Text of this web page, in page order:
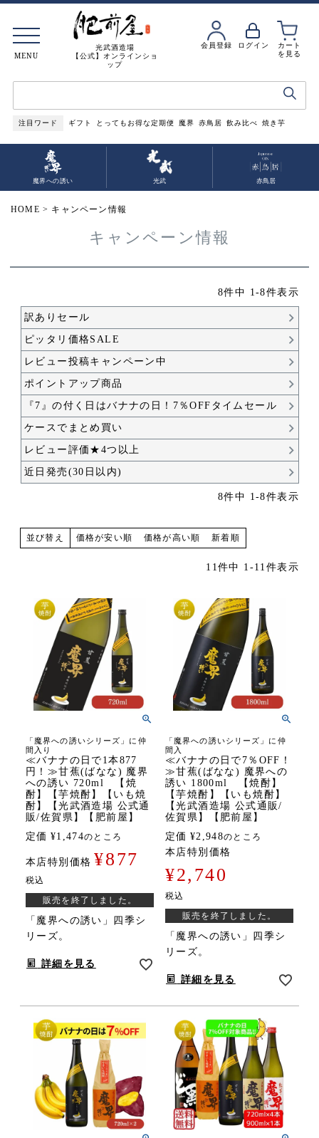
光武酒造場
【公式】オンラインショ
ップ
会員登録 ログイン
カート
を見る
注目ワード ギフト とってもお得な定期便 魔界 赤鳥居 飲み比べ 焼き芋
MENU
魔界への誘い 光武 赤鳥居
HOME キャンペーン情報
キャンペーン情報
8件中 1 -8件表示
訳ありセール
ピッタリ価格SALE
レビュー投稿キャンペーン中
ポイントアップ商品
『7』の付く日はバナナの日！7％OFFタイムセール
ケースでまとめ買い
レビュー評価★4つ以上
近日発売(30日以内)
8件中 1 -8件表示
並び替え 価格が安い順 価格が高い順 新着順
11 件中 1 -11 件表示
「魔界への誘いシリーズ」に仲
間入り
≪バナナの日で1本877
円！≫甘蕉(ばなな) 魔界
への誘い 720ml 【焼
酎】【芋焼酎】【いも焼
酎】【光武酒造場 公式通
販/佐賀県】【肥前屋】
定価 ¥1,474のところ
本店特別価格 ¥877
税込
販売を終了しました。
「魔界への誘い」四季シ
リーズ。
詳細を見る
「魔界への誘いシリーズ」に仲
間入
≪バナナの日で7％OFF！
≫甘蕉(ばなな) 魔界への
誘い 1800ml 【焼酎】
【芋焼酎】【いも焼酎】
【光武酒造場 公式通販/
佐賀県】【肥前屋】
定価 ¥2,948のところ
本店特別価格
¥2,740
税込
販売を終了しました。
「魔界への誘い」四季シ
リーズ。
詳細を見る